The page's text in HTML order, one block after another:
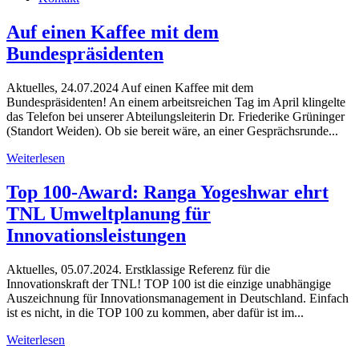
Auf einen Kaffee mit dem
Bundespräsidenten
Aktuelles, 24.07.2024 Auf einen Kaffee mit dem
Bundespräsidenten! An einem arbeitsreichen Tag im April klingelte
das Telefon bei unserer Abteilungsleiterin Dr. Friederike Grüninger
(Standort Weiden). Ob sie bereit wäre, an einer Gesprächsrunde...
Weiterlesen
Top 100-Award: Ranga Yogeshwar ehrt
TNL Umweltplanung für
Innovationsleistungen
Aktuelles, 05.07.2024. Erstklassige Referenz für die
Innovationskraft der TNL! TOP 100 ist die einzige unabhängige
Auszeichnung für Innovationsmanagement in Deutschland. Einfach
ist es nicht, in die TOP 100 zu kommen, aber dafür ist im...
Weiterlesen